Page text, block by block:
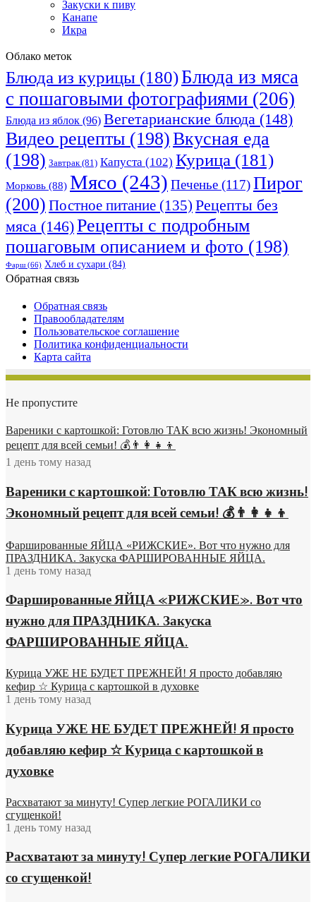
Закуски к пиву
Канапе
Икра
Облако меток
Блюда из курицы (180)Блюда из мяса
с пошаговыми фотографиями (206)
Блюда из яблок (96) Вегетарианские блюда (148)
Видео рецепты (198)Вкусная еда
(198) Завтрак(81) Капуста (102) Курица (181)
Морковь (88) Мясо (243) Печенье (117)Пирог
(200) Постное питание (135) Рецепты без
мяса (146)Рецепты с подробным
пошаговым описанием и фото (198)
Фарш(66) Хлеб и сухари (84)
Обратная связь
Обратная связь
Правообладателям
Пользовательское соглашение
Политика конфиденциальности
Карта сайта
Не пропустите
Вареники с картошкой: Готовлю ТАК всю жизнь! Экономный
рецепт для всей семьи! 💰👨👩👧👦
1 день тому назад
Вареники с картошкой: Готовлю ТАК всю жизнь!
Экономный рецепт для всей семьи! 💰👨👩👧👦
Фаршированные ЯЙЦА «РИЖСКИЕ». Вот что нужно для
ПРАЗДНИКА. Закуска ФАРШИРОВАННЫЕ ЯЙЦА.
1 день тому назад
Фаршированные ЯЙЦА «РИЖСКИЕ». Вот что
нужно для ПРАЗДНИКА. Закуска
ФАРШИРОВАННЫЕ ЯЙЦА.
Курица УЖЕ НЕ БУДЕТ ПРЕЖНЕЙ! Я просто добавляю
кефир ☆ Курица с картошкой в духовке
1 день тому назад
Курица УЖЕ НЕ БУДЕТ ПРЕЖНЕЙ! Я просто
добавляю кефир ☆ Курица с картошкой в
духовке
Расхватают за минуту! Супер легкие РОГАЛИКИ со
сгущенкой!
1 день тому назад
Расхватают за минуту! Супер легкие РОГАЛИКИ
со сгущенкой!